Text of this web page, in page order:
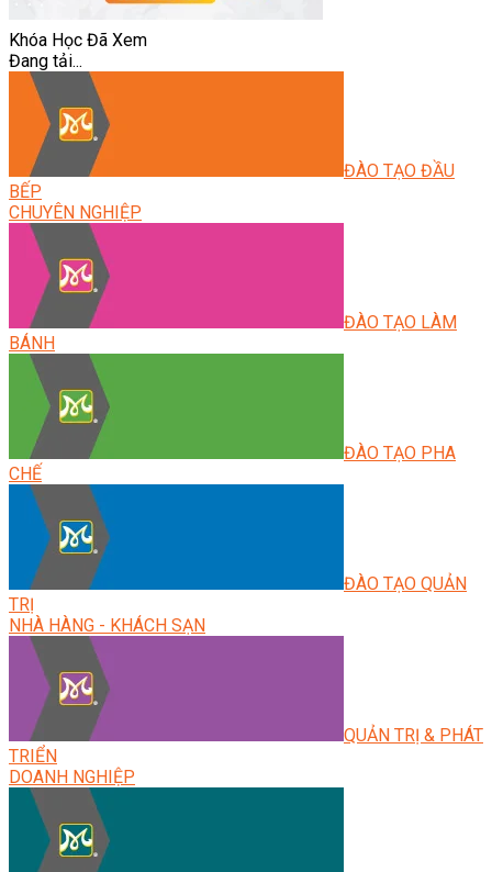
Khóa Học Đã Xem
Đang tải...
ĐÀO TẠO ĐẦU
BẾP
CHUYÊN NGHIỆP
ĐÀO TẠO LÀM
BÁNH
ĐÀO TẠO PHA
CHẾ
ĐÀO TẠO QUẢN
TRỊ
NHÀ HÀNG - KHÁCH SẠN
QUẢN TRỊ & PHÁT
TRIỂN
DOANH NGHIỆP